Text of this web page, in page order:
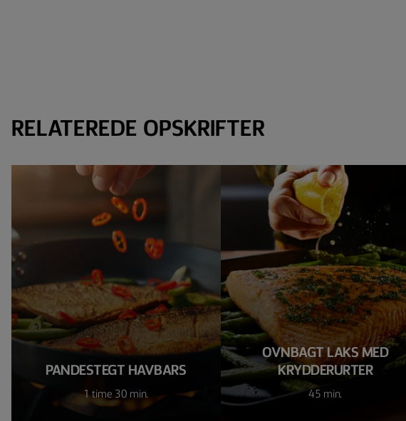
RELATEREDE OPSKRIFTER
PANDESTEGT HAVBARS
1 time 30 min.
OVNBAGT LAKS MED
KRYDDERURTER
45 min.